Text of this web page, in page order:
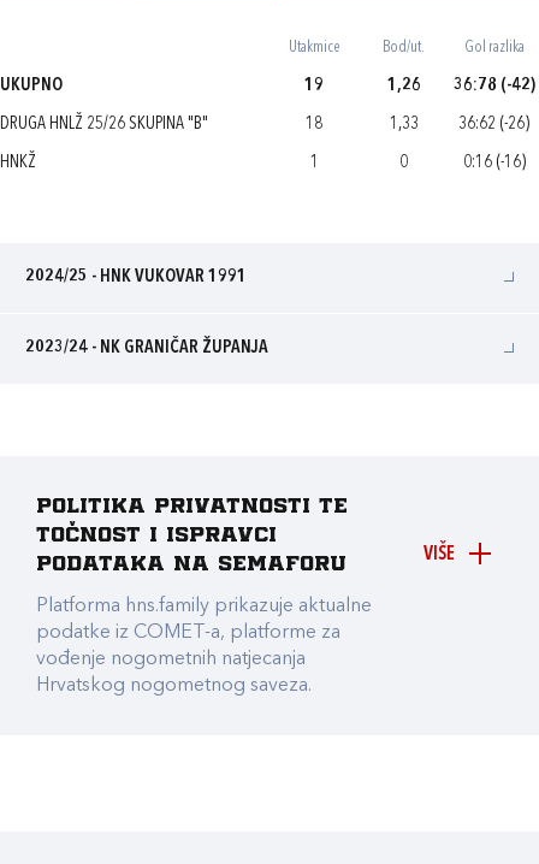
Utakmice Bod/ut. Gol razlika
UKUPNO 19 1,26 36:78 (-42)
DRUGA HNLŽ 25/26 SKUPINA "B" 18 1,33 36:62 (-26)
HNKŽ 1 0 0:16 (-16)
2024/25 - HNK VUKOVAR 1991
2023/24 - NK GRANIČAR ŽUPANJA
VIŠE
Politika privatnosti te
točnost i ispravci
podataka na Semaforu
Platforma hns.family prikazuje aktualne
podatke iz COMET-a, platforme za
vođenje nogometnih natjecanja
Hrvatskog nogometnog saveza.